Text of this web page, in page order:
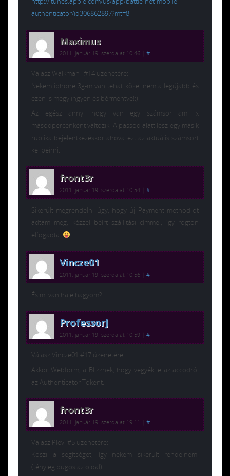
authenticator/id306862897?mt=8
Maximus
2011. január 19. szerda at 10:46 #
Válasz Walkman_ #14 üzenetére:
Nekem iphone 3g-m van tehat közel nem a legújabb és
ezen is megy ingyen és bérmentve!:)
Az egész annyi hogy van egy számsor ami x
másodpercenként változik. A passod alatt lesz egy másik
rublika bejelentkezéskor ahova ezt az aktuális számsort
kel beírni.
front3r
2011. január 19. szerda at 10:54 #
Sikerült megrendelni úgy, hogy új Payment method-ot
adtam meg, kézzel beírt szállítási címmel, így rögtön
elfogadta.
Vincze01
2011. január 19. szerda at 10:56 #
És mi van ha elhagyom?
ProfessorJ
2011. január 19. szerda at 10:59 #
Válasz Vincze01 #17 üzenetére:
Akkor Webform, a Blizznek, hogy vegyék le az accodról
az Authenticator Tokent.
front3r
2011. január 19. szerda at 19:11 #
Válasz Plevi #5 üzenetére:
Köszi a segítséget, így nekem sikerült rendelnem:
(tényleg bugos az oldal)